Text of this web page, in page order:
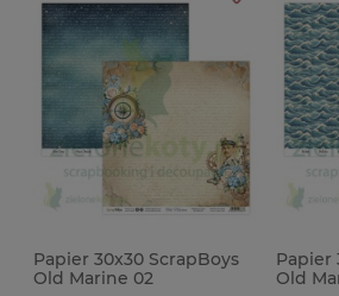
Papier 30x30 ScrapBoys
Old Marine 02
Papier
Old